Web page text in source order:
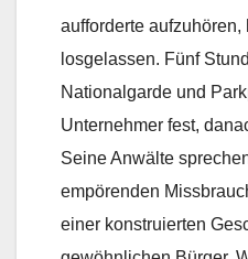
aufforderte aufzuhören,
losgelassen. Fünf
Nationalgarde und
Unternehmer fest,
Seine Anwälte
empörenden
einer konstruierten